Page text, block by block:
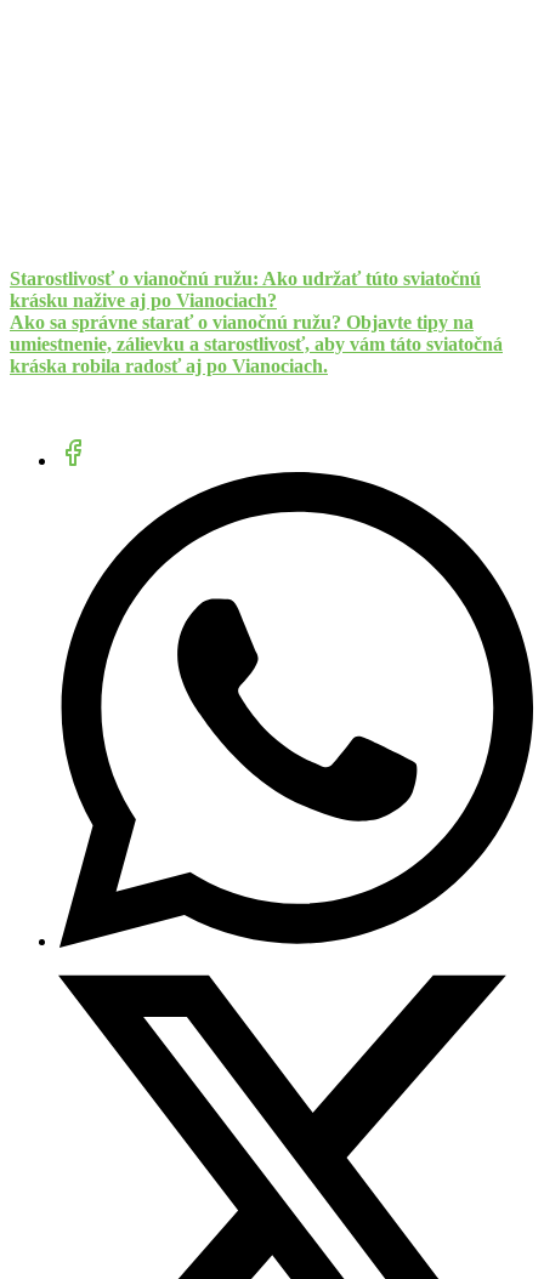
Starostlivosť o vianočnú ružu: Ako udržať túto sviatočnú
krásku nažive aj po Vianociach?
Ako sa správne starať o vianočnú ružu? Objavte tipy na
umiestnenie, zálievku a starostlivosť, aby vám táto sviatočná
kráska robila radosť aj po Vianociach.